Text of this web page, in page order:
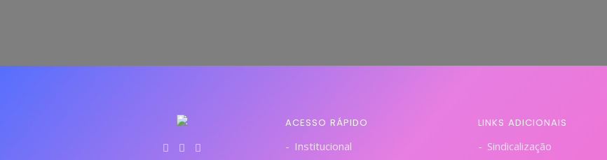
ACESSO RÁPIDO
Institucional
LINKS ADICIONAIS
Sindicalização